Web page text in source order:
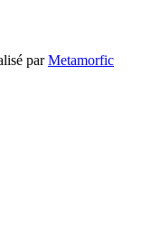
parMetamorfic